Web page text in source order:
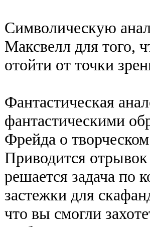
Символическую
Максвелл для того,
отойти от точки
Фантастическая
фантастическими
Фрейда о
Приводится
решается задача по
застежки для
что вы смогли